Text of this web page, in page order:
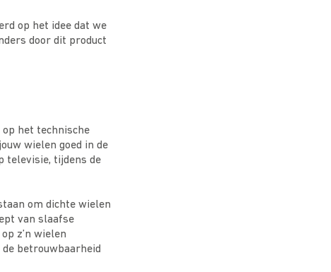
op het idee dat we
door dit product
het technische
wielen goed in de
televisie, tijdens de
om dichte wielen
van slaafse
z’n wielen
betrouwbaarheid